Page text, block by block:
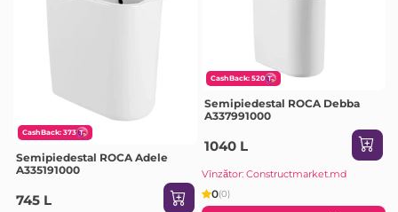
CashBack: 373
Semipiedestal ROCA Adele
A335191000
745 L
CashBack: 520
Semipiedestal ROCA Debba
A337991000
1040 L
Vînzător: Constructmarket.md
0(0)